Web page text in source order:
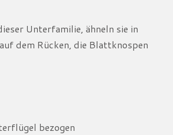
Unterfamilie, ähneln sie in
dem Rücken, die Blattknospen
bezogen